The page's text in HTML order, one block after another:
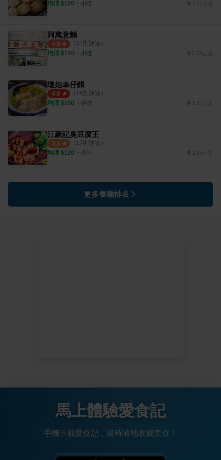
均消 $120 ・ 小吃 1.77公里
阿萬意麵
4.0 （ 31則評論）
均消 $110 ・ 小吃 5.09公里
瓊姐車仔麵
4.8 （ 16則評論）
均消 $150 ・ 小吃 1.85公里
江豪記臭豆腐王
3.1 （ 17則評論）
均消 $120 ・ 小吃 1.85公里
更多餐廳排名
馬上體驗愛食記
手機下載愛食記，隨時隨地收藏美食！